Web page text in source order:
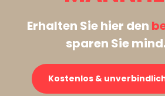
Erhalten Sie hier den
sparen Sie
Kostenlos &